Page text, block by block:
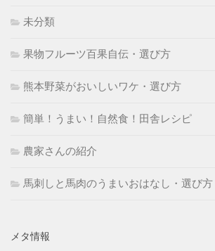
未分類
果物フルーツ百果自伝・選び方
熊本野菜がおいしいワケ・選び方
簡単！うまい！自然食！田舎レシピ
農家さんの紹介
馬刺しと馬肉のうまいおはなし・選び方
メタ情報